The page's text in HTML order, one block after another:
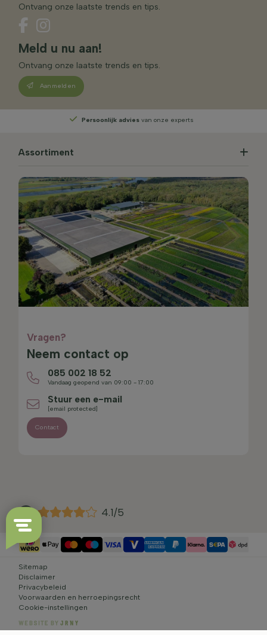
Ontvang onze laatste trends en tips.
Meld u nu aan!
Ontvang onze laatste trends en tips.
Aanmelden
Persoonlijk advies van onze experts
Assortiment
Vragen?
Neem contact op
085 002 18 52
Vandaag geopend van 09:00 - 17:00
Stuur een e-mail
[email protected]
Contact
4.1/5
Sitemap
Disclaimer
Privacybeleid
Voorwaarden en herroepingsrecht
Cookie-instellingen